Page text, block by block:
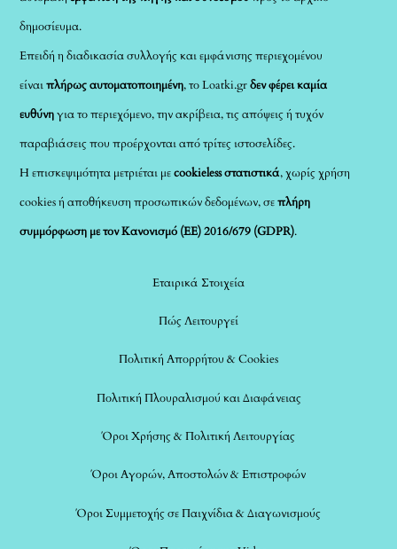
δημοσίευμα.
Επειδή η διαδικασία συλλογής και εμφάνισης περιεχομένου
είναιπλήρως αυτοματοποιημένη, το Loatki.grδεν φέρει καμία
ευθύνηγια το περιεχόμενο, την ακρίβεια, τις απόψεις ή τυχόν
παραβιάσεις που προέρχονται από τρίτες ιστοσελίδες.
Η επισκεψιμότητα μετριέται μεcookieless στατιστικά, χωρίς χρήση
cookies ή αποθήκευση προσωπικών δεδομένων, σεπλήρη
συμμόρφωση με τον Κανονισμό (ΕΕ) 2016/679 (GDPR).
Εταιρικά Στοιχεία
Πώς Λειτουργεί
Πολιτική Απορρήτου & Cookies
Πολιτική Πλουραλισμού και Διαφάνειας
Όροι Χρήσης & Πολιτική Λειτουργίας
Όροι Αγορών, Αποστολών & Επιστροφών
Όροι Συμμετοχής σε Παιχνίδια & Διαγωνισμούς